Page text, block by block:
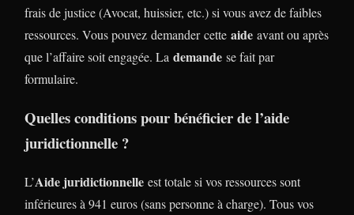
frais de justice (Avocat, huissier, etc.) si vous avez de faibles
ressources. Vous pouvez demander cette aide avant ou après
que l’affaire soit engagée. La demande se fait par
formulaire.
Quelles conditions pour bénéficier de l’aide
juridictionnelle ?
L’Aide juridictionnelle est totale si vos ressources sont
inférieures à 941 euros (sans personne à charge). Tous vos